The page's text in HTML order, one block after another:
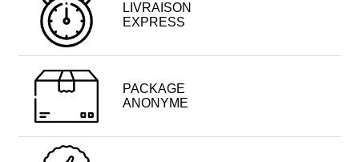
LIVRAISON
EXPRESS
PACKAGE
ANONYME